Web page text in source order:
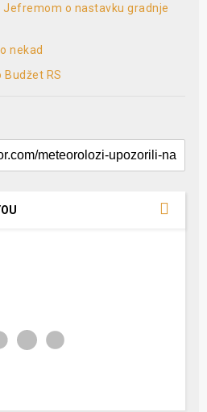
o nastavku gradnje
nekad
RS